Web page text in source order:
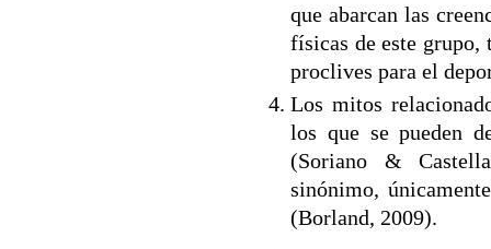
que abarcan las
físicas de este grupo,
proclives para el
Los mitos
los que se pueden
(Soriano &
sinónimo,
(Borland, 2009).